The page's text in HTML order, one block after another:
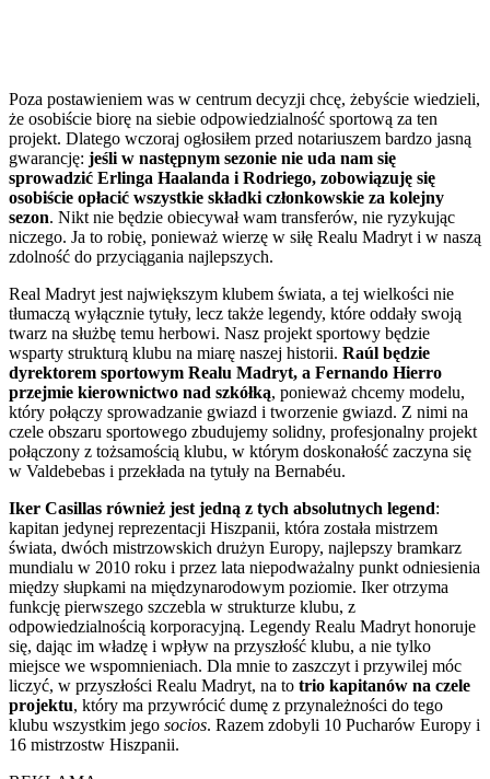
Poza postawieniem was w centrum decyzji chcę, żebyście wiedzieli,
że osobiście biorę na siebie odpowiedzialność sportową za ten
projekt. Dlatego wczoraj ogłosiłem przed notariuszem bardzo jasną
gwarancję: jeśli w następnym sezonie nie uda nam się
sprowadzić Erlinga Haalanda i Rodriego, zobowiązuję się
osobiście opłacić wszystkie składki członkowskie za kolejny
sezon. Nikt nie będzie obiecywał wam transferów, nie ryzykując
niczego. Ja to robię, ponieważ wierzę w siłę Realu Madryt i w naszą
zdolność do przyciągania najlepszych.
Real Madryt jest największym klubem świata, a tej wielkości nie
tłumaczą wyłącznie tytuły, lecz także legendy, które oddały swoją
twarz na służbę temu herbowi. Nasz projekt sportowy będzie
wsparty strukturą klubu na miarę naszej historii. Raúl będzie
dyrektorem sportowym Realu Madryt, a Fernando Hierro
przejmie kierownictwo nad szkółką, ponieważ chcemy modelu,
który połączy sprowadzanie gwiazd i tworzenie gwiazd. Z nimi na
czele obszaru sportowego zbudujemy solidny, profesjonalny projekt
połączony z tożsamością klubu, w którym doskonałość zaczyna się
w Valdebebas i przekłada na tytuły na Bernabéu.
Iker Casillas również jest jedną z tych absolutnych legend:
kapitan jedynej reprezentacji Hiszpanii, która została mistrzem
świata, dwóch mistrzowskich drużyn Europy, najlepszy bramkarz
mundialu w 2010 roku i przez lata niepodważalny punkt odniesienia
między słupkami na międzynarodowym poziomie. Iker otrzyma
funkcję pierwszego szczebla w strukturze klubu, z
odpowiedzialnością korporacyjną. Legendy Realu Madryt honoruje
się, dając im władzę i wpływ na przyszłość klubu, a nie tylko
miejsce we wspomnieniach. Dla mnie to zaszczyt i przywilej móc
liczyć, w przyszłości Realu Madryt, na to trio kapitanów na czele
projektu, który ma przywrócić dumę z przynależności do tego
klubu wszystkim jego socios. Razem zdobyli 10 Pucharów Europy i
16 mistrzostw Hiszpanii.